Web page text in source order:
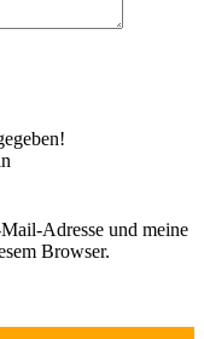
Adresse und meine
Browser.